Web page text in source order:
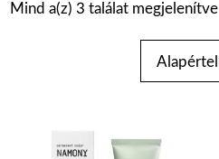
Mind a(z) 3 találat megjelenítve